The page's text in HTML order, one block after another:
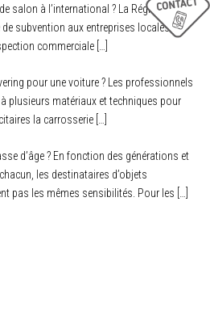
salon à l’international ? La Région Pays de
subvention aux entreprises locales qui
commerciale […]
pour une voiture ? Les professionnels
plusieurs matériaux et techniques pour
la carrosserie […]
d’âge ? En fonction des générations et
les destinataires d’objets
pas les mêmes sensibilités. Pour les […]